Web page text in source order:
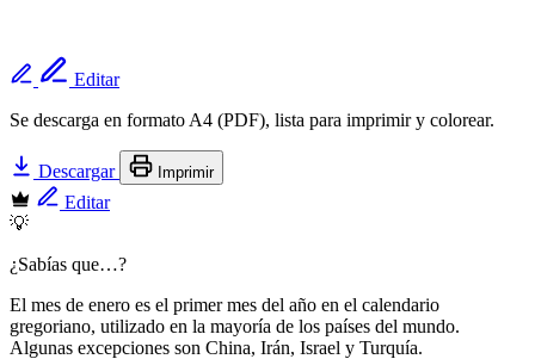
Editar
Se descarga en formato A4 (PDF), lista para imprimir y colorear.
Descargar Imprimir
Editar
💡
¿Sabías que…?
El mes de enero es el primer mes del año en el calendario
gregoriano, utilizado en la mayoría de los países del mundo.
Algunas excepciones son China, Irán, Israel y Turquía.